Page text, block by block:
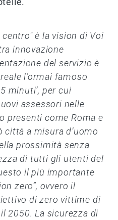
è la vision di Voi
innovazione
del servizio è
l’ormai famoso
minuti’, per cui
assessori nelle
presenti come Roma e
città a misura d’uomo
prossimità senza
di tutti gli utenti del
il più importante
zero”, ovvero il
di zero vittime di
2050. La sicurezza di